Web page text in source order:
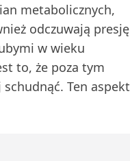
metabolicznych,
odczuwają presję
w wieku
to, że poza tym
Ten aspekt